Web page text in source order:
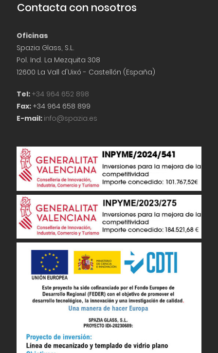
Contacta con nosotros
Oficinas
Spazia Glass, S.L.
Pol. Ind. La Mezquita 308
12600 La Vall d'Uixó - Castellón (España)
Tel: +34 964 652 898
Fax: +34 964 658 899
E-mail: info@spazia.es